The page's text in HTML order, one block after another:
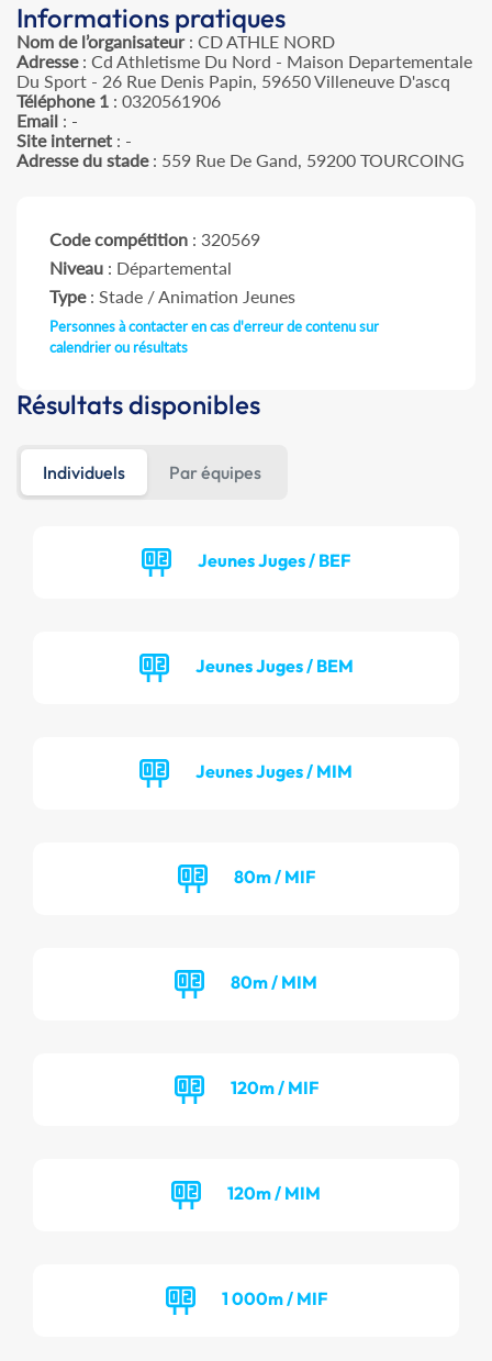
Informations pratiques
Nom de l’organisateur: CD ATHLE NORD
Adresse: Cd Athletisme Du Nord - Maison Departementale
Du Sport - 26 Rue Denis Papin, 59650 Villeneuve D'ascq
Téléphone 1 : 0320561906
Email : -
Site internet : -
Adresse du stade: 559 Rue De Gand, 59200 TOURCOING
Code compétition : 320569
Niveau : Départemental
Type: Stade / Animation Jeunes
Personnes à contacter en cas d'erreur de contenu sur
calendrier ou résultats
Résultats disponibles
Individuels Par équipes
Jeunes Juges / BEF
Jeunes Juges / BEM
Jeunes Juges / MIM
80m / MIF
80m / MIM
120m / MIF
120m / MIM
1 000m / MIF